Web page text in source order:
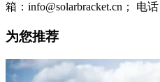
箱：info@solarbracket.cn； 电
为您推荐